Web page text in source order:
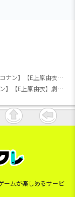
【名探偵コナン】【E上原由衣】劇場版「名探偵コナン 隻眼の残像（せきがんのフラッシュバック）」 キラキラアクリルキーチェーン（EX）
【名探偵コナン】【E上原由衣】劇場版「名探偵コナン 隻眼の残像（せきがんのフラッシュバック）」 キラキラアクリルキーチェーン（EX）
ームが楽しめるサービ